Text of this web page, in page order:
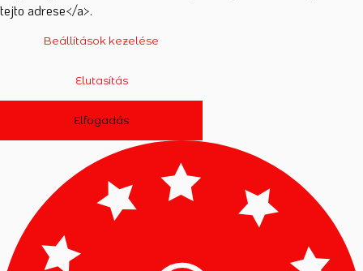
tejto adrese</a>.
Beállítások kezelése
Elutasítás
Elfogadás